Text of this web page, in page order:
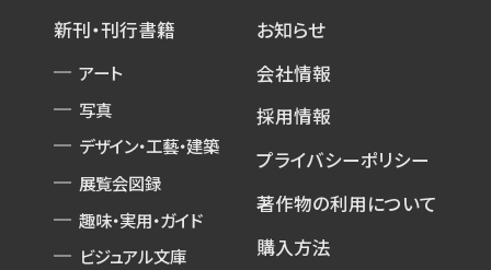
新刊・刊行書籍
アート
写真
デザイン・工藝・建築
展覧会図録
趣味・実用・ガイド
ビジュアル文庫
お知らせ
会社情報
採用情報
プライバシーポリシー
著作物の利用について
購入方法